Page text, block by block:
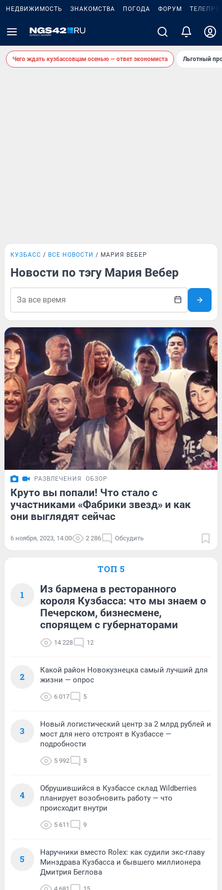
НЕДВИЖИМОСТЬ ЗНАКОМСТВА ПОГОДА ФОРУМ
Чего ждать кузбассовцам осенью — ответ экономиста Льготный
КУЗБАСС ВСЕ НОВОСТИ МАРИЯ ВЕБЕР
Новости по тэгу Мария Вебер
РАЗВЛЕЧЕНИЯ ОБЗОР
Круто вы попали! Что стало с
участниками «Фабрики звезд» и как
они выглядят сейчас
6 ноября, 2023, 14:00 2 286 Обсудить
ТОП 5
1
Из бармена в ресторанного
короля Кузбасса: что мы знаем о
Печерском, бизнесмене,
спорящем с губернаторами
14 228 12
2
Какой район Новокузнецка самый лучший для
жизни — опрос
6 017 5
3
Новый логистический центр за 2 млрд рублей и
мост для него отстроят в Кузбассе —
подробности
5 992 5
4
Обрушившийся в Кузбассе склад Wildberries
планирует возобновить работу — что
происходит внутри
5 611 9
5
Наручники вместо Rolex: как судили экс-главу
Минздрава Кузбасса и бывшего миллионера
Дмитрия Беглова